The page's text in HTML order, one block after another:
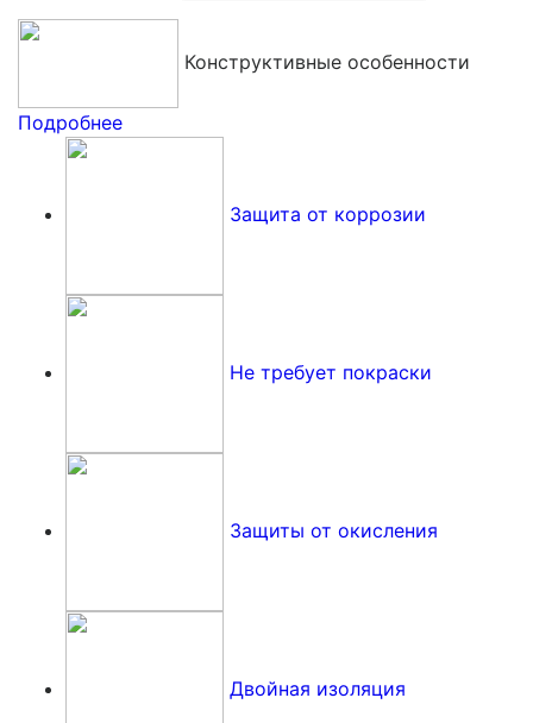
Конструктивные особенности
Подробнее
Защита от коррозии
Не требует покраски
Защиты от окисления
Двойная изоляция